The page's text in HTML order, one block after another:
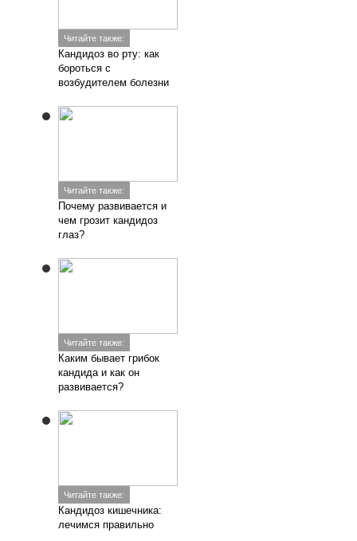
Читайте также:
Кандидоз во рту: как
бороться с
возбудителем болезни
Читайте также:
Почему развивается и
чем грозит кандидоз
глаз?
Читайте также:
Каким бывает грибок
кандида и как он
развивается?
Читайте также:
Кандидоз кишечника:
лечимся правильно